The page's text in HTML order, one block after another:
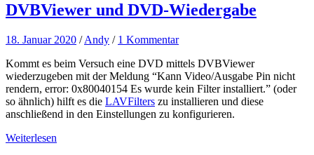
DVBViewer und DVD-Wiedergabe
18. Januar 2020 /Andy / 1 Kommentar
Kommt es beim Versuch eine DVD mittels DVBViewer
wiederzugeben mit der Meldung “Kann Video/Ausgabe Pin nicht
rendern, error: 0x80040154 Es wurde kein Filter installiert.” (oder
so ähnlich) hilft es die LAVFilters zu installieren und diese
anschließend in den Einstellungen zu konfigurieren.
Weiterlesen